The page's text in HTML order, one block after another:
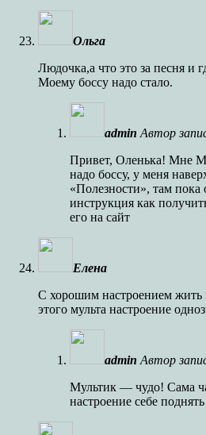
Ольга
Людочка,а что это за песня и
Моему боссу надо стало.
admin Автор
Привет, Оленька! Мне
надо боссу, у меня
«Полезности», там пока
инструкция как
его на сайт
Елена
С хорошим настроением жить
этого мульта настроение
admin Автор
Мультик — чудо! Сама
настроение себе поднять